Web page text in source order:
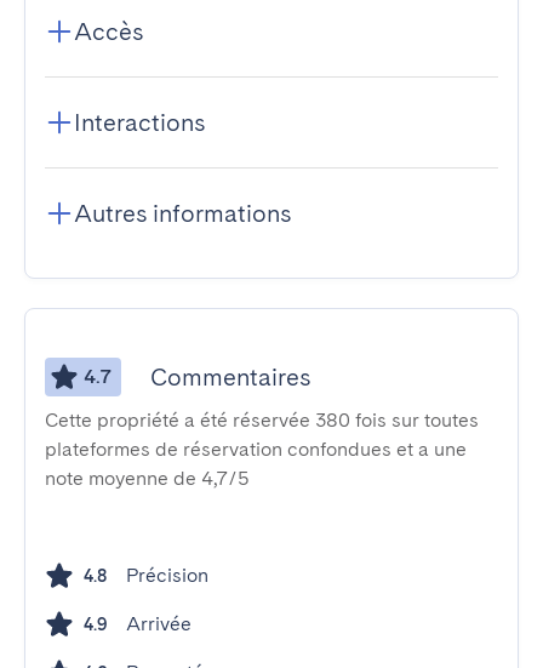
Accès
Interactions
Autres informations
4.7 Commentaires
Cette propriété a été réservée 380 fois sur toutes
plateformes de réservation confondues et a une
note moyenne de 4,7/5
4.8 Précision
4.9 Arrivée